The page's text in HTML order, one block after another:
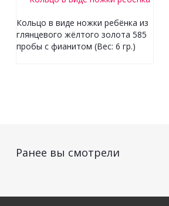
Кольцо в виде ножки ребёнка из
глянцевого жёлтого золота 585
пробы с фианитом (Вес: 6 гр.)
Ранее вы смотрели